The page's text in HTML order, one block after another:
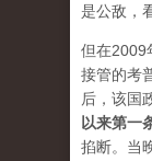
是公敌，
但在2009
接管的考
后，该国
以来第一
掐断。当